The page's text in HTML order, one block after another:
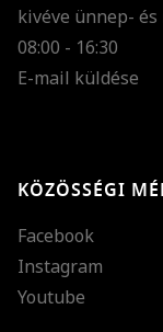
kivéve ünnep-
08:00 - 16:30
E-mail küldése
KÖZÖSSÉGI
Facebook
Instagram
Youtube